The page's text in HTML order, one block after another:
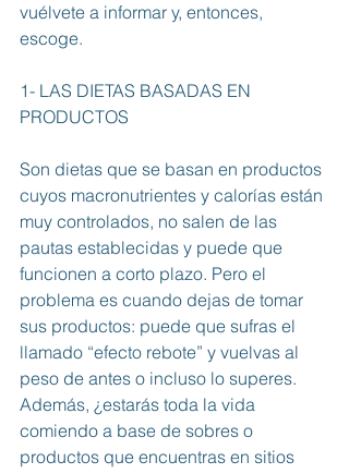
vuélvete a informar y, entonces,
escoge.
1- LAS DIETAS BASADAS EN
PRODUCTOS
Son dietas que se basan en productos
cuyos macronutrientes y calorías están
muy controlados, no salen de las
pautas establecidas y puede que
funcionen a corto plazo. Pero el
problema es cuando dejas de tomar
sus productos: puede que sufras el
llamado “efecto rebote” y vuelvas al
peso de antes o incluso lo superes.
Además, ¿estarás toda la vida
comiendo a base de sobres o
productos que encuentras en sitios